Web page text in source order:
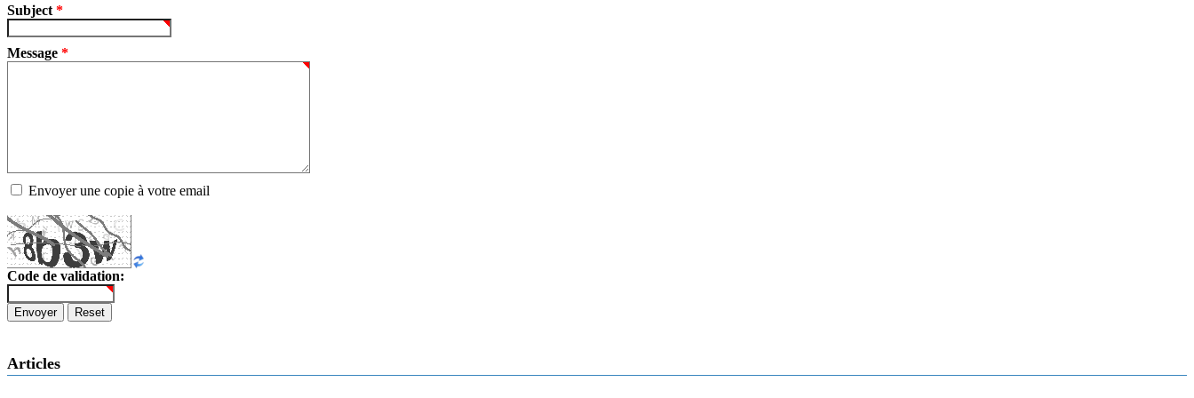
Subject *
Message *
Envoyer une copie à votre email
Code de validation:
Envoyer Reset
Articles